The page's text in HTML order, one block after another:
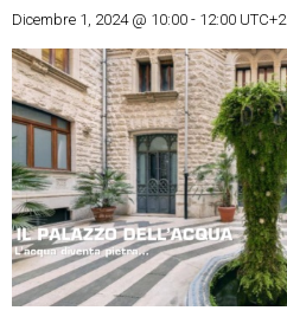
Dicembre 1, 2024 @ 10:00 - 12:00 UTC+2